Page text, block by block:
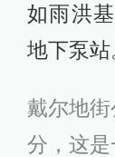
如雨洪
地下泵站
戴尔地
分，这